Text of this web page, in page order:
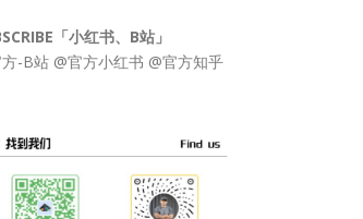
「小红书、B站」
方-B站 @官方小红书 @官方知乎